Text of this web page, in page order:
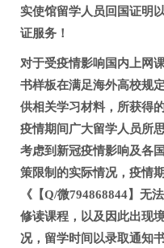
实使馆留学人员回国证明
证服务！
对于受疫情影响国内上网
书样板在满足海外高校规
供相关学习材料，所获得
疫情期间广大留学人员所
考虑到新冠疫情影响及各
策限制的实际情况，疫情
《【Q/微794868844】无
修读课程，以及因此出现
况，留学时间以录取通知